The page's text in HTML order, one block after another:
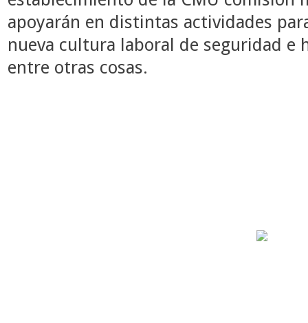
apoyarán en distintas actividades
nueva cultura laboral de seguridad e
entre otras cosas.